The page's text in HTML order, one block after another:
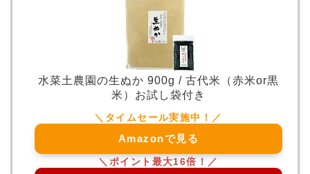
水菜土農園の生ぬか 900g / 古代米（赤米or黒
米）お試し袋付き
Amazonで見る